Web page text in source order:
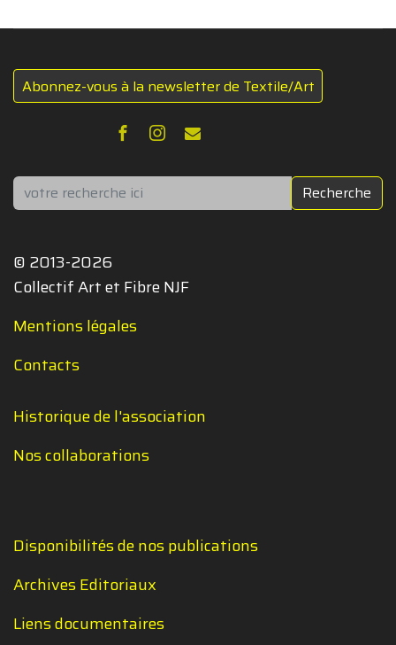
Abonnez-vous à la newsletter de Textile/Art
Rechercher Recherche
© 2013-2026
Collectif Art et Fibre NJF
Mentions légales
Contacts
Historique de l'association
Nos collaborations
Disponibilités de nos publications
Archives Editoriaux
Liens documentaires